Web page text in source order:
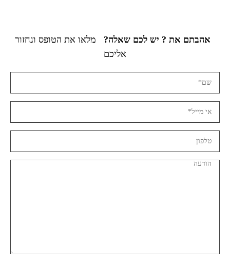
אהבתם את ? יש לכם שאלה?
מלאו את הטופס ונחזור
אליכם